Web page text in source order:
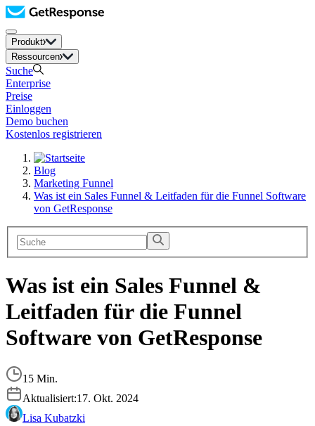
Produkt
Ressourcen
Suche
Enterprise
Preise
Einloggen
Demo buchen
Kostenlos registrieren
Blog
Marketing Funnel
Was ist ein Sales Funnel & Leitfaden für die Funnel Software
von GetResponse
Was ist ein Sales Funnel &
Leitfaden für die Funnel
Software von GetResponse
15 Min.
Aktualisiert:17. Okt. 2024
Lisa Kubatzki